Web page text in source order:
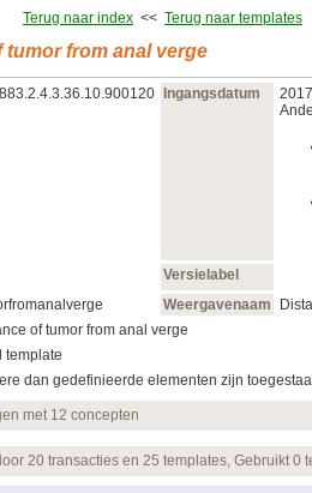
Terug naar index << Terug naar templates
tumor from anal verge
Ingangsdatum
Versielabel
Weergavenaam
of tumor from anal verge
template
dan gedefinieerde elementen zijn
met 12 concepten
20 transacties en 25 templates, Gebruikt 0